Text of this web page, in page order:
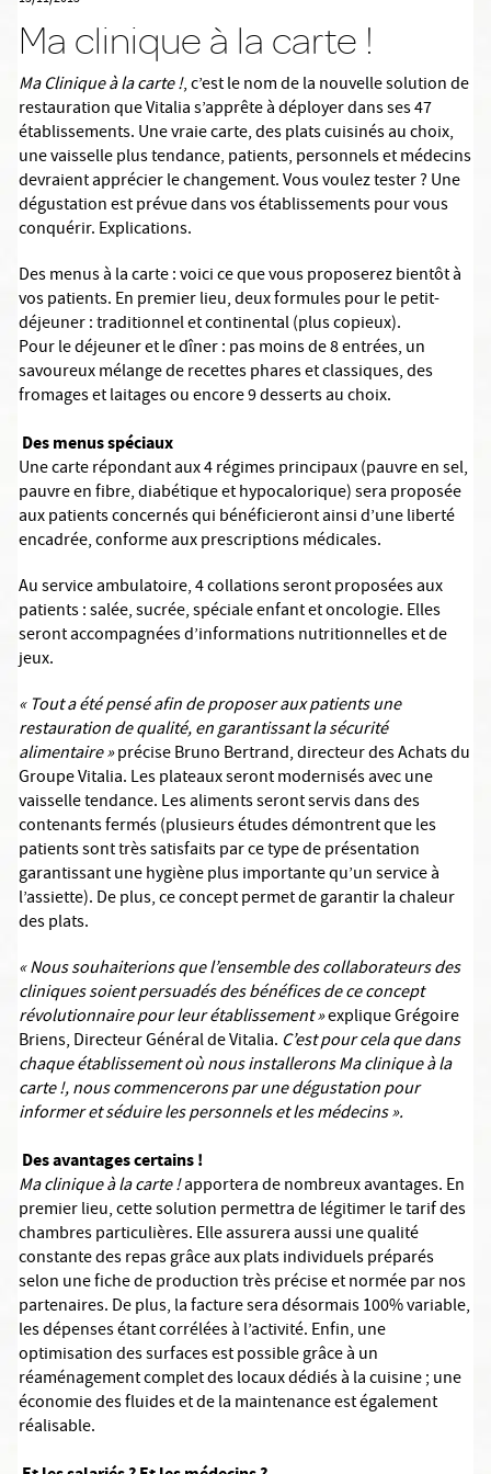
Ma clinique à la carte !
Ma Clinique à la carte !, c’est le nom de la nouvelle solution de
restauration que Vitalia s’apprête à déployer dans ses 47
établissements. Une vraie carte, des plats cuisinés au choix,
une vaisselle plus tendance, patients, personnels et médecins
devraient apprécier le changement. Vous voulez tester ? Une
dégustation est prévue dans vos établissements pour vous
conquérir. Explications.
Des menus à la carte : voici ce que vous proposerez bientôt à
vos patients. En premier lieu, deux formules pour le petit-
déjeuner : traditionnel et continental (plus copieux).
Pour le déjeuner et le dîner : pas moins de 8 entrées, un
savoureux mélange de recettes phares et classiques, des
fromages et laitages ou encore 9 desserts au choix.
Des menus spéciaux
Une carte répondant aux 4 régimes principaux (pauvre en sel,
pauvre en fibre, diabétique et hypocalorique) sera proposée
aux patients concernés qui bénéficieront ainsi d’une liberté
encadrée, conforme aux prescriptions médicales.
Au service ambulatoire, 4 collations seront proposées aux
patients : salée, sucrée, spéciale enfant et oncologie. Elles
seront accompagnées d’informations nutritionnelles et de
jeux.
« Tout a été pensé afin de proposer aux patients une
restauration de qualité, en garantissant la sécurité
alimentaire »précise Bruno Bertrand, directeur des Achats du
Groupe Vitalia. Les plateaux seront modernisés avec une
vaisselle tendance. Les aliments seront servis dans des
contenants fermés (plusieurs études démontrent que les
patients sont très satisfaits par ce type de présentation
garantissant une hygiène plus importante qu’un service à
l’assiette). De plus, ce concept permet de garantir la chaleur
des plats.
« Nous souhaiterions que l’ensemble des collaborateurs des
cliniques soient persuadés des bénéfices de ce concept
révolutionnaire pour leur établissement »explique Grégoire
Briens, Directeur Général de Vitalia. C’est pour cela que dans
chaque établissement où nous installerons Ma clinique à la
carte !, nous commencerons par une dégustation pour
informer et séduire les personnels et les médecins ».
Des avantages certains !
Ma clinique à la carte !apportera de nombreux avantages. En
premier lieu, cette solution permettra de légitimer le tarif des
chambres particulières. Elle assurera aussi une qualité
constante des repas grâce aux plats individuels préparés
selon une fiche de production très précise et normée par nos
partenaires. De plus, la facture sera désormais 100% variable,
les dépenses étant corrélées à l’activité. Enfin, une
optimisation des surfaces est possible grâce à un
réaménagement complet des locaux dédiés à la cuisine ; une
économie des fluides et de la maintenance est également
réalisable.